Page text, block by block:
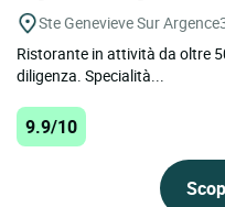
Ste Genevieve Sur Argence
Ristorante in attività da oltre
diligenza. Specialità...
9.9/10